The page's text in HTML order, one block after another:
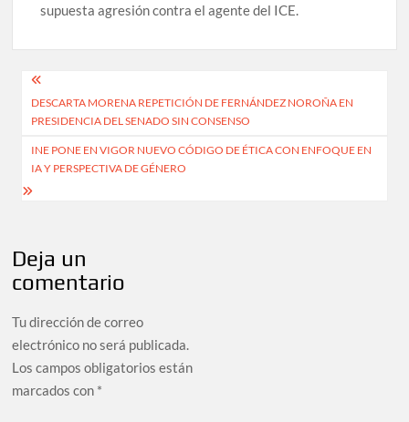
supuesta agresión contra el agente del ICE.
Navegación
de
entradas
DESCARTA MORENA REPETICIÓN DE FERNÁNDEZ NOROÑA EN
PRESIDENCIA DEL SENADO SIN CONSENSO
INE PONE EN VIGOR NUEVO CÓDIGO DE ÉTICA CON ENFOQUE EN
IA Y PERSPECTIVA DE GÉNERO
Deja un
comentario
Tu dirección de correo
electrónico no será publicada.
Los campos obligatorios están
marcados con *